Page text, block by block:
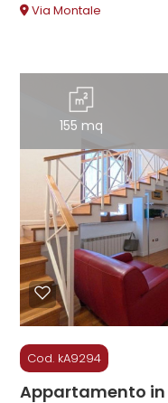
Via Montale
155 mq
Cod. kA9294
Appartamento
Totale
mq
Locali
minimi